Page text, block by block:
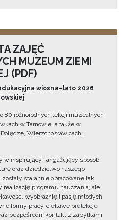
ZAJĘĆ
MUZEUM ZIEMI
(PDF)
wiosna–lato 2026
80 różnorodnych lekcji muzealnych
w Tarnowie, a także w
Wierzchosławicach i
w inspirujący i angażujący sposób
oraz dziedzictwo naszego
starannie opracowane tak,
realizację programu nauczania, ale
wyobraźnię i pasję młodych
formy pracy, ciekawe prelekcje,
bezpośredni kontakt z zabytkami